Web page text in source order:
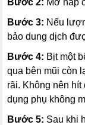
Bước 2: Mở nắp
Bước 3: Nếu
bảo dung dịch
Bước 4: Bịt một
qua bên mũi còn
rãi. Không nên hít
dụng phụ không
Bước 5: Sau khi